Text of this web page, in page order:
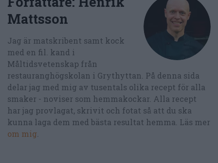
Mattsson
Jag är matskribent samt kock
med en fil. kand i
Måltidsvetenskap från
restauranghögskolan i Grythyttan. På denna sida
delar jag med mig av tusentals olika recept för alla
smaker - noviser som hemmakockar. Alla recept
har jag provlagat, skrivit och fotat så att du ska
kunna laga dem med bästa resultat hemma. Läs mer
om mig